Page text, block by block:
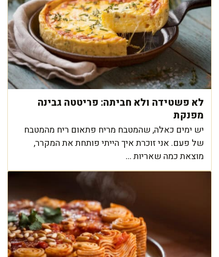
לא פשטידה ולא חביתה: פריטטה גבינה
מפנקת
יש ימים כאלה, שהמטבח מריח פתאום ריח מהמטבח
של פעם. אני זוכרת איך הייתי פותחת את המקרר,
מוצאת כמה שאריות ...